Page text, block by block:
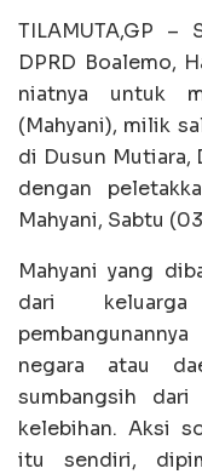
TILAMUTA,GP –
DPRD Boalemo,
niatnya untuk
(Mahyani), milik
di Dusun Mutiara,
dengan
Mahyani, Sabtu
Mahyani yang
dari
negara atau
sumbangsih
kelebihan. Aksi
itu sendiri,